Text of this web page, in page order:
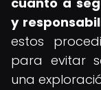
y
estos
para evitar
una